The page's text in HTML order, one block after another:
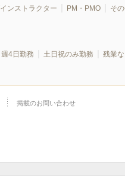
ンストラクター PM・PMO そ
週4日勤務 土日祝のみ勤務
残業な
掲載のお問い合わせ